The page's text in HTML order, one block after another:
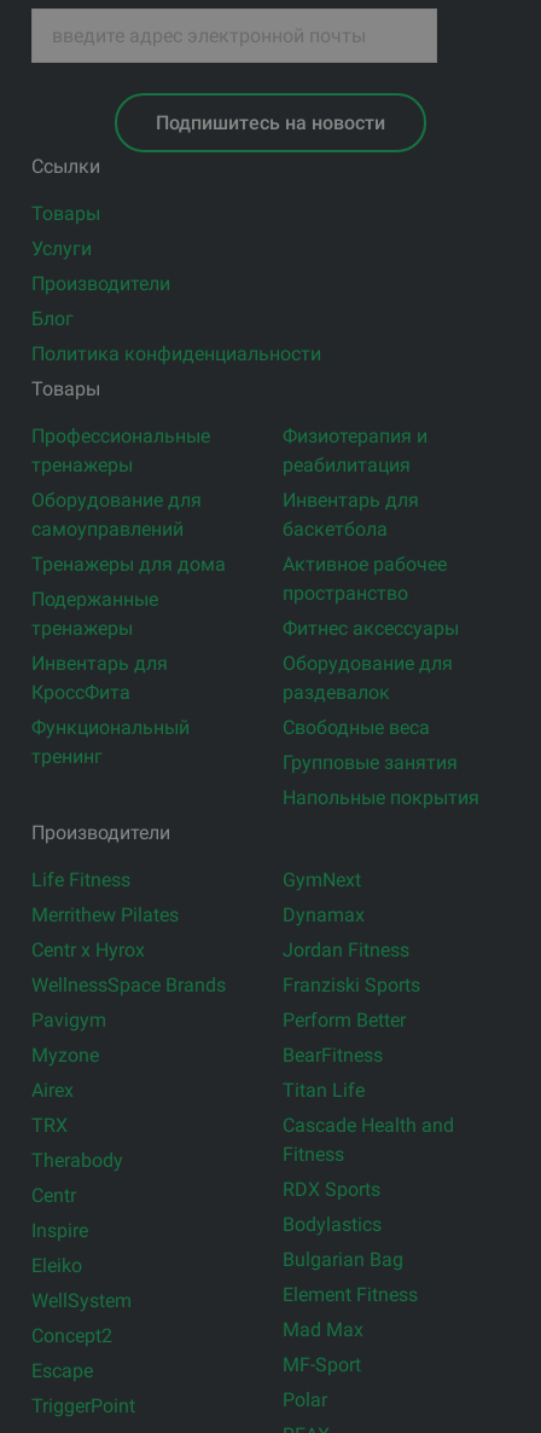
Подпишитесь на новости
Ссылки
Товары
Услуги
Производители
Блог
Политика конфиденциальности
Товары
Профессиональные
тренажеры
Оборудование для
самоуправлений
Тренажеры для дома
Подержанные
тренажеры
Инвентарь для
КроссФита
Функциональный
тренинг
Физиотерапия и
реабилитация
Инвентарь для
баскетбола
Активное рабочее
пространство
Фитнес аксессуары
Оборудование для
раздевалок
Свободные веса
Групповые занятия
Напольные покрытия
Производители
Life Fitness
Merrithew Pilates
Centr x Hyrox
WellnessSpace Brands
Pavigym
Myzone
Airex
TRX
Therabody
Centr
Inspire
Eleiko
WellSystem
Concept2
Escape
TriggerPoint
GymNext
Dynamax
Jordan Fitness
Franziski Sports
Perform Better
BearFitness
Titan Life
Cascade Health and
Fitness
RDX Sports
Bodylastics
Bulgarian Bag
Element Fitness
Mad Max
MF-Sport
Polar